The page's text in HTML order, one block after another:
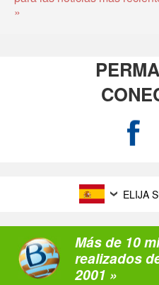
»
ELIJA
Más de 10
realizados
2001 »